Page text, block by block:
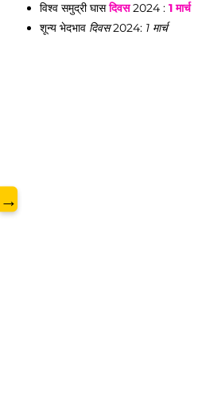
विश्व समुद्री घासदिवस2024 : 1 मार्च
शून्य भेदभाव दिवस2024: 1 मार्च
→